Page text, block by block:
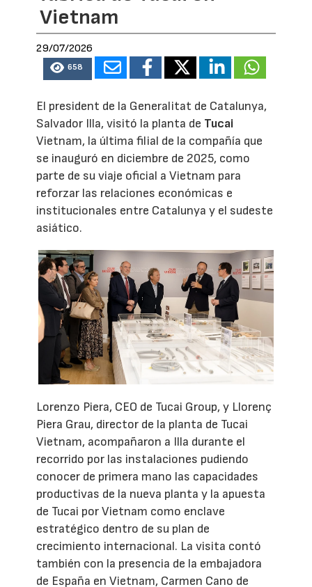
Vietnam
29/07/2026
658
El president de la Generalitat de Catalunya,
Salvador Illa, visitó la planta de Tucai
Vietnam, la última filial de la compañía que
se inauguró en diciembre de 2025, como
parte de su viaje oficial a Vietnam para
reforzar las relaciones económicas e
institucionales entre Catalunya y el sudeste
asiático.
Lorenzo Piera, CEO de Tucai Group, y Llorenç
Piera Grau, director de la planta de Tucai
Vietnam, acompañaron a Illa durante el
recorrido por las instalaciones pudiendo
conocer de primera mano las capacidades
productivas de la nueva planta y la apuesta
de Tucai por Vietnam como enclave
estratégico dentro de su plan de
crecimiento internacional. La visita contó
también con la presencia de la embajadora
de España en Vietnam, Carmen Cano de